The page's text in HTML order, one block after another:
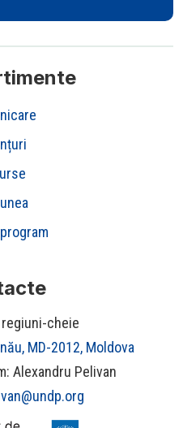
regiuni-cheie
MD-2012, Moldova
Alexandru Pelivan